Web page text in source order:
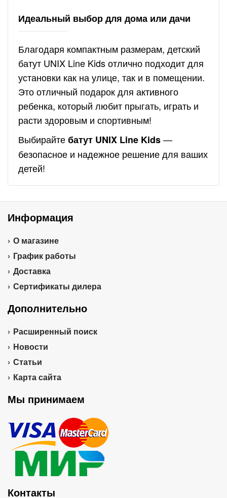
Идеальный выбор для дома или дачи
Благодаря компактным размерам, детский
батут UNIX Line Kids отлично подходит для
установки как на улице, так и в помещении.
Это отличный подарок для активного
ребенка, который любит прыгать, играть и
расти здоровым и спортивным!
Выбирайтебатут UNIX Line Kids—
безопасное и надежное решение для ваших
детей!
Информация
О магазине
График работы
Доставка
Сертификаты дилера
Дополнительно
Расширенный поиск
Новости
Статьи
Карта сайта
Мы принимаем
Контакты